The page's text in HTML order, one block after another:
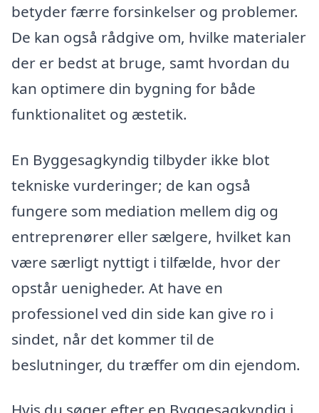
betyder færre forsinkelser og problemer.
De kan også rådgive om, hvilke materialer
der er bedst at bruge, samt hvordan du
kan optimere din bygning for både
funktionalitet og æstetik.
En Byggesagkyndig tilbyder ikke blot
tekniske vurderinger; de kan også
fungere som mediation mellem dig og
entreprenører eller sælgere, hvilket kan
være særligt nyttigt i tilfælde, hvor der
opstår uenigheder. At have en
professionel ved din side kan give ro i
sindet, når det kommer til de
beslutninger, du træffer om din ejendom.